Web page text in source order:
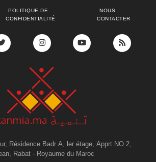
POLITIQUE DE
CONFIDENTIALITÉ
NOUS
CONTACTER
Résidence Badr A, ler étage, Apprt NO 2,
Rabat - Royaume du Maroc